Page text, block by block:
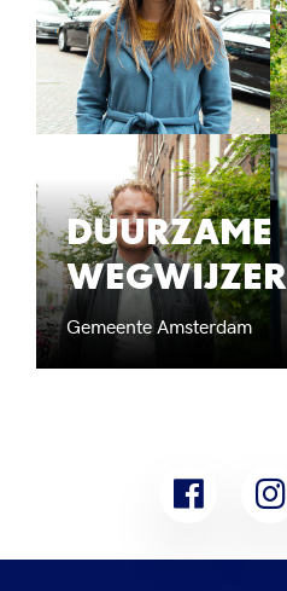
DUURZAME
WEGWIJZER
Gemeente Amsterdam